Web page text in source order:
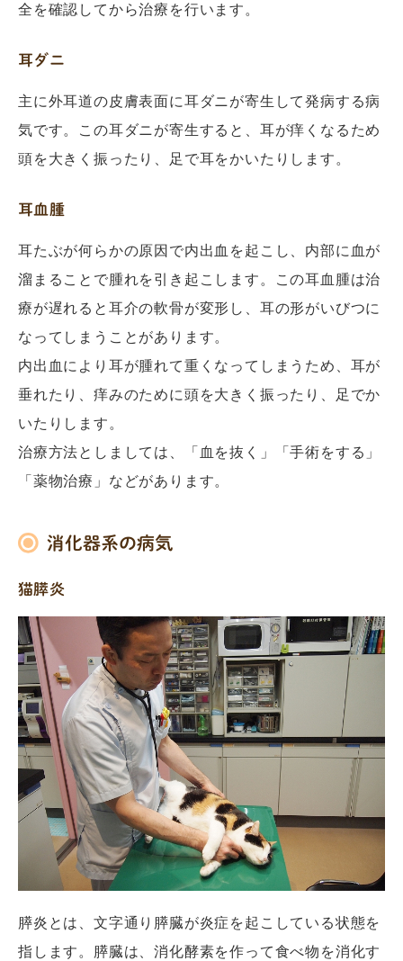
全を確認してから治療を行います。
耳ダニ
主に外耳道の皮膚表面に耳ダニが寄生して発病する病
気です。この耳ダニが寄生すると、耳が痒くなるため
頭を大きく振ったり、足で耳をかいたりします。
耳血腫
耳たぶが何らかの原因で内出血を起こし、内部に血が
溜まることで腫れを引き起こします。この耳血腫は治
療が遅れると耳介の軟骨が変形し、耳の形がいびつに
なってしまうことがあります。
内出血により耳が腫れて重くなってしまうため、耳が
垂れたり、痒みのために頭を大きく振ったり、足でか
いたりします。
治療方法としましては、「血を抜く」「手術をする」
「薬物治療」などがあります。
消化器系の病気
猫膵炎
膵炎とは、文字通り膵臓が炎症を起こしている状態を
指します。膵臓は、消化酵素を作って食べ物を消化す